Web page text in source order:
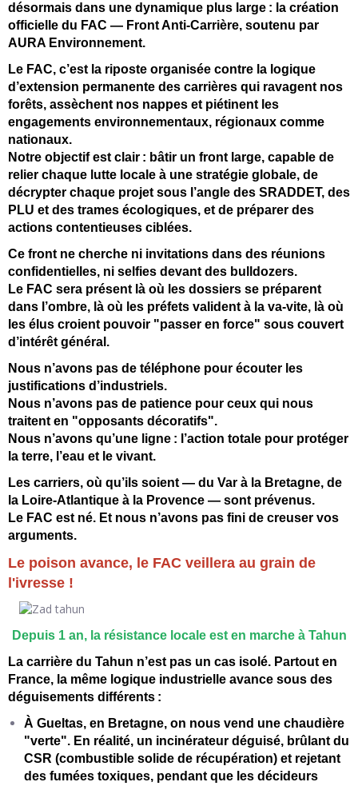
désormais dans une dynamique plus large : la création
officielle du FAC — Front Anti-Carrière, soutenu par
AURA Environnement.
Le FAC, c’est la riposte organisée contre la logique
d’extension permanente des carrières qui ravagent nos
forêts, assèchent nos nappes et piétinent les
engagements environnementaux, régionaux comme
nationaux.
Notre objectif est clair : bâtir un front large, capable de
relier chaque lutte locale à une stratégie globale, de
décrypter chaque projet sous l ’angle des SRADDET, des
PLU et des trames écologiques, et de préparer des
actions contentieuses cibl ées.
Ce front ne cherche ni invitations dans des réunions
confidentielles, ni selfies devant des bulldozers.
Le FAC sera présent là où les dossiers se préparent
dans l’ombre, là où les préfets valident à la va-vite, là où
les élus croient pouvoir "passer en force" sous couvert
d’intérêt général.
Nous n’avons pas de téléphone pour écouter les
justifications d’industriels.
Nous n’avons pas de patience pour ceux qui nous
traitent en "opposants décoratifs".
Nous n’avons qu’une ligne : l’action totale pour protéger
la terre, l’eau et le vivant.
Les carriers, où qu’ils soient — du Var à la Bretagne, de
la Loire-Atlantique à la Provence — sont prévenus.
Le FAC est né. Et nous n’avons pas fini de creuser vos
arguments.
Le poison avance, le FAC veillera au grain de
l'ivresse !
Depuis 1 an, la résistance locale est en marche à Tahun
La carrière du Tahun n’est pas un cas isolé. Partout en
France, la même logique industrielle avance sous des
déguisements différents :
À Gueltas, en Bretagne, on nous vend une chaudière
"verte". En réalité, un incinérateur déguisé, brûlant du
CSR (combustible solide de récupération) et rejetant
des fumées toxiques, pendant que les décideurs